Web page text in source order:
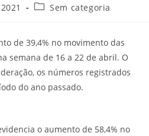
Sem categoria
de 39,4% no movimento das
semana de 16 a 22 de abril. O
os números registrados
do ano passado.
o aumento de 58,4% no